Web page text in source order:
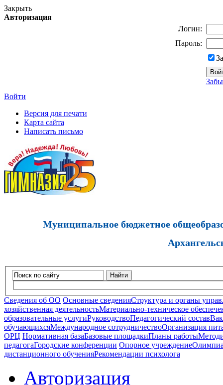
Закрыть
Авторизация
Логин:
Пароль:
Войти
Версия для печати
Карта сайта
Написать письмо
Муниципальное бюджетное
Найти
Сведения об ОО Основные сведенияСтруктура и органы
хозяйственная деятельностьМатериально-техническое
образовательные услугиРуководствоПедагогический состав
обучающихсяМеждународное сотрудничествоОрганизация
ОРЦ Нормативная базаБазовые площадкиПланы работы
педагогаГородские конференции Опорное учреждение
дистанционного обученияРекомендации психолога
Авторизация